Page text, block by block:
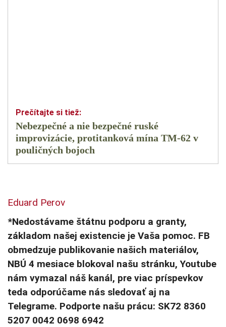
Nebezpečné a nie bezpečné ruské
improvizácie, protitanková mína TM-62 v
pouličných bojoch
Eduard Perov
*Nedostávame štátnu podporu a granty,
základom našej existencie je Vaša pomoc. FB
obmedzuje publikovanie našich materiálov,
NBÚ 4 mesiace blokoval našu stránku, Youtube
nám vymazal náš kanál, pre viac príspevkov
teda odporúčame nás sledovať aj na
Telegrame. Podporte našu prácu: SK72 8360
5207 0042 0698 6942